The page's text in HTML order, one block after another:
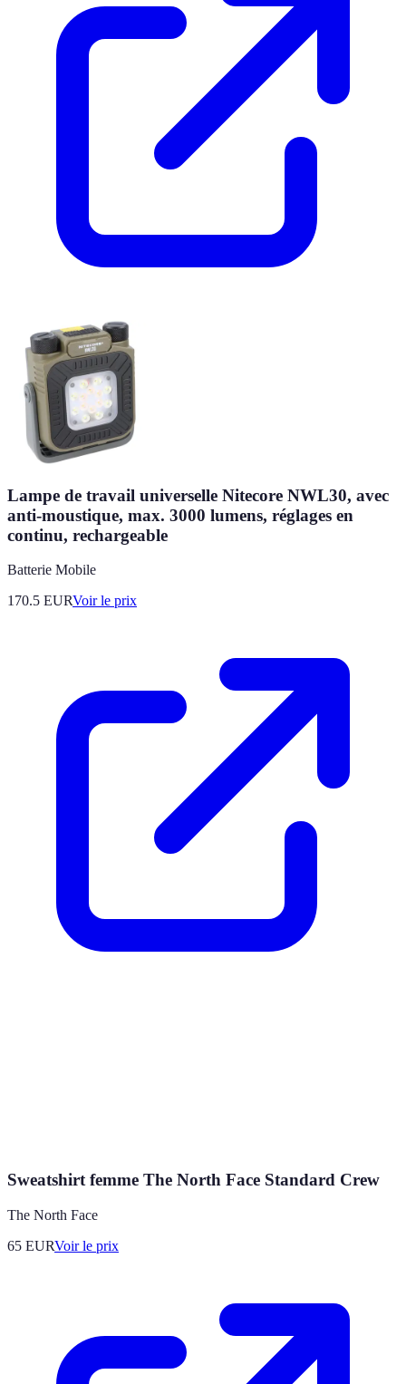
Lampe de travail universelle Nitecore NWL30, avec
anti-moustique, max. 3000 lumens, réglages en
continu, rechargeable
Batterie Mobile
170.5 EURVoir le prix
Sweatshirt femme The North Face Standard Crew
The North Face
65 EURVoir le prix